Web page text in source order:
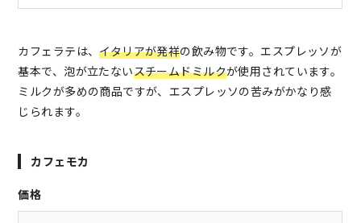
カフェラテは、イタリアが発祥の飲み物です。エスプレッソが
基本で、泡が立たないスチームドミルクが使用されています。
ミルクが多めの商品ですが、エスプレッソの苦みがかなり感
じられます。
カフェモカ
価格